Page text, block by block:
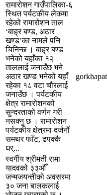
रामारोशन गाउँपालिका-६
स्थित पर्यटकीय लेकमा
रहेको रामारोशन ताल
‘बाह्र बण्ड, अठार
खण्ड’का नामले पनि
चिनिन्छ । बाह्र बण्ड
भनेको यहाँका १२
ताललाई जनाउँछ भने
अठार खण्ड भनेको यहाँ
रहेका १८ वटा चौरलाई
जनाउँछ । पर्यटकीय
क्षेत्र रामारोशनको
सुन्दरताको वर्णन गरी
नसक्नु छ । रामारोशन
पर्यटकीय क्षेत्रमा दर्जनौं
समथर फाँट, ढपक्कै
धर्...
स्वर्गीय श्रीमती रामा
यादवको ३३औँ
जन्मजयन्तीको अवसरमा
३० जना बालकलाई